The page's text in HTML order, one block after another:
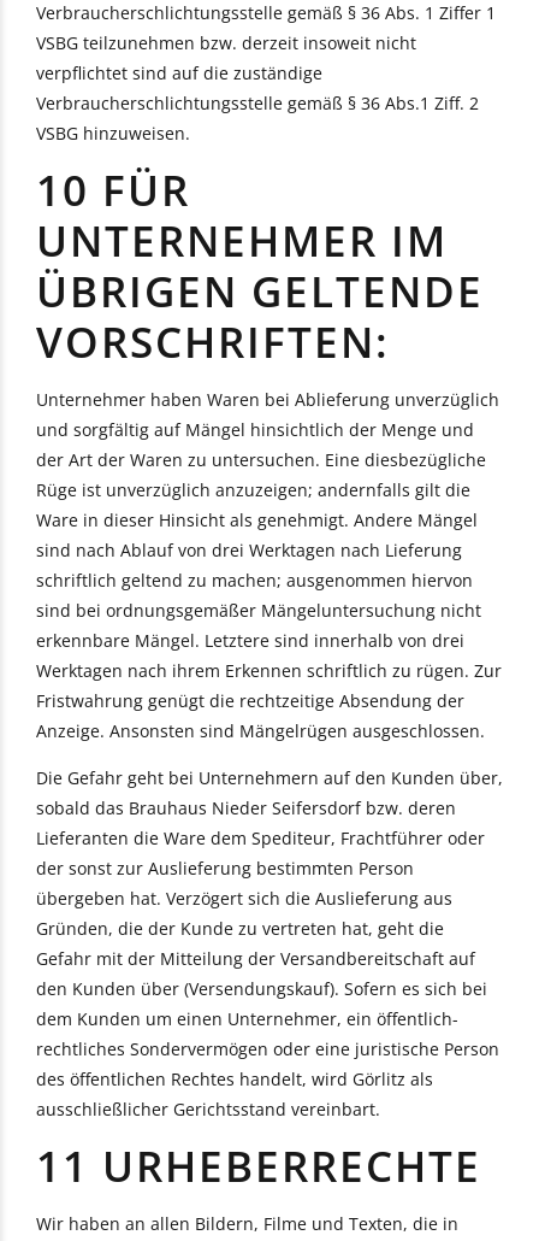
Verbraucherschlichtungsstelle gemäß § 36 Abs. 1 Ziffer 1
VSBG teilzunehmen bzw. derzeit insoweit nicht
verpflichtet sind auf die zuständige
Verbraucherschlichtungsstelle gemäß § 36 Abs.1 Ziff. 2
VSBG hinzuweisen.
10 FÜR
UNTERNEHMER IM
ÜBRIGEN GELTENDE
VORSCHRIFTEN:
Unternehmer haben Waren bei Ablieferung unverzüglich
und sorgfältig auf Mängel hinsichtlich der Menge und
der Art der Waren zu untersuchen. Eine diesbezügliche
Rüge ist unverzüglich anzuzeigen; andernfalls gilt die
Ware in dieser Hinsicht als genehmigt. Andere Mängel
sind nach Ablauf von drei Werktagen nach Lieferung
schriftlich geltend zu machen; ausgenommen hiervon
sind bei ordnungsgemäßer Mängeluntersuchung nicht
erkennbare Mängel. Letztere sind innerhalb von drei
Werktagen nach ihrem Erkennen schriftlich zu rügen. Zur
Fristwahrung genügt die rechtzeitige Absendung der
Anzeige. Ansonsten sind Mängelrügen ausgeschlossen.
Die Gefahr geht bei Unternehmern auf den Kunden über,
sobald das Brauhaus Nieder Seifersdorf bzw. deren
Lieferanten die Ware dem Spediteur, Frachtführer oder
der sonst zur Auslieferung bestimmten Person
übergeben hat. Verzögert sich die Auslieferung aus
Gründen, die der Kunde zu vertreten hat, geht die
Gefahr mit der Mitteilung der Versandbereitschaft auf
den Kunden über (Versendungskauf). Sofern es sich bei
dem Kunden um einen Unternehmer, ein öffentlich-
rechtliches Sondervermögen oder eine juristische Person
des öffentlichen Rechtes handelt, wird Görlitz als
ausschließlicher Gerichtsstand vereinbart.
11 URHEBERRECHTE
Wir haben an allen Bildern, Filme und Texten, die in